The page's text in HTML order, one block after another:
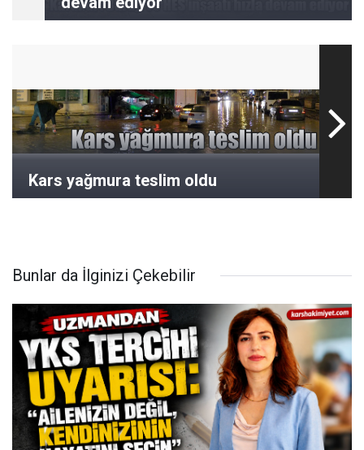
Kars yağmura teslim oldu
Bunlar da İlginizi Çekebilir